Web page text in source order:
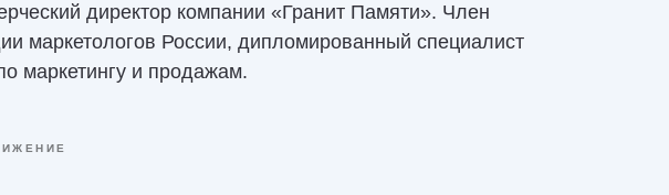
директор компании «Гранит Памяти». Член
маркетологов России, дипломированный специалист
маркетингу и продажам.